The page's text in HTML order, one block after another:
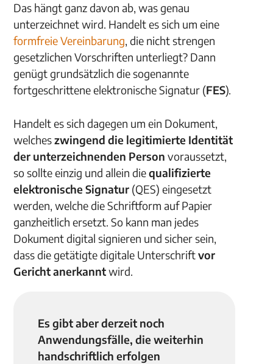
Das hängt ganz davon ab, was genau
unterzeichnet wird. Handelt es sich um eine
formfreie Vereinbarung, die nicht strengen
gesetzlichen Vorschriften unterliegt? Dann
genügt grundsätzlich die sogenannte
fortgeschrittene elektronische Signatur (FES).
Handelt es sich dagegen um ein Dokument,
welcheszwingend die legitimierte Identität
der unterzeichnenden Person voraussetzt,
so sollte einzig und allein diequalifizierte
elektronische Signatur (QES) eingesetzt
werden, welche die Schriftform auf Papier
ganzheitlich ersetzt. So kann man jedes
Dokument digital signieren und sicher sein,
dass die getätigte digitale Unterschriftvor
Gericht anerkanntwird.
Es gibt aber derzeit noch
Anwendungsfälle, die weiterhin
handschriftlich erfolgen